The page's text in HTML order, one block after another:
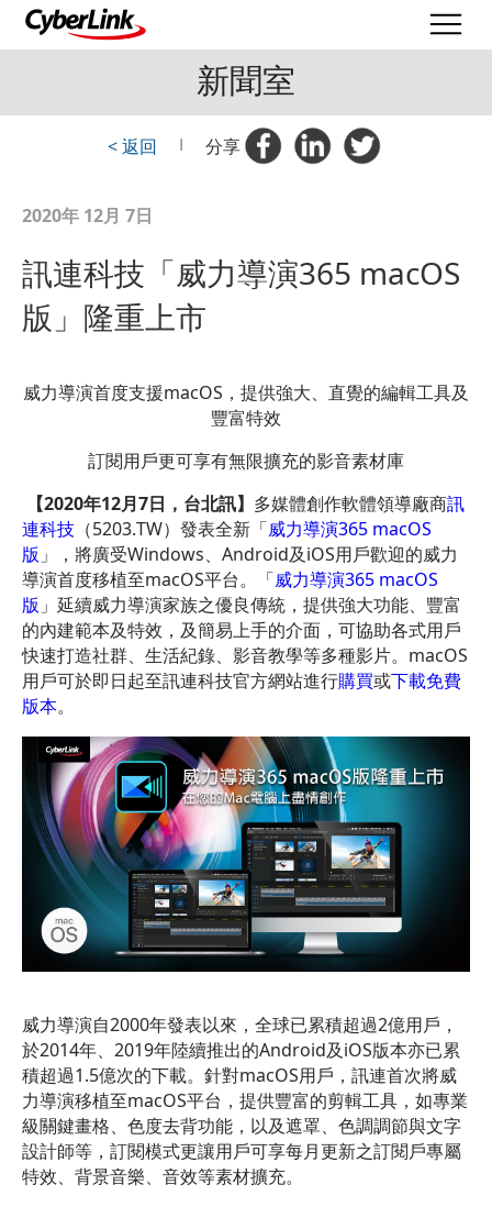
新聞室
< 返回 | 分享
2020年 12月 7日
訊連科技「威力導演365 macOS
版」隆重上市
威力導演首度支援macOS ，提供強大、直覺的編輯工具及
豐富特效
訂閱用戶更可享有無限擴充的影音素材庫
【2020年12月7日，台北訊】 多媒體創作軟體領導廠商訊
連科技 （5203.TW）發表全新「威力導演365 macOS
版 」，將廣受Windows、Android及iOS用戶歡迎的威力
導演首度移植至macOS平台。「威力導演365 macOS
版 」延續威力導演家族之優良傳統，提供強大功能、豐富
的內建範本及特效，及簡易上手的介面，可協助各式用戶
快速打造社群、生活紀錄、影音教學等多種影片。macOS
用戶可於即日起至訊連科技官方網站進行購買或下載免費
版本。
威力導演自2000年發表以來，全球已累積超過2億用戶，
於2014年、2019年陸續推出的Android及iOS版本亦已累
積超過1.5億次的下載。針對macOS用戶，訊連首次將威
力導演移植至macOS平台，提供豐富的剪輯工具，如專業
級關鍵畫格、色度去背功能，以及遮罩、色調調節與文字
設計師等，訂閱模式更讓用戶可享每月更新之訂閱戶專屬
特效、背景音樂、音效等素材擴充。